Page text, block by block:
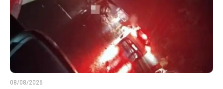
08/08/2026